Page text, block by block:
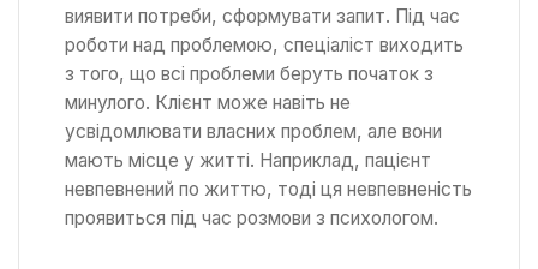
виявити потреби, сформувати запит. Під час
роботи над проблемою, спеціаліст виходить
з того, що всі проблеми беруть початок з
минулого. Клієнт може навіть не
усвідомлювати власних проблем, але вони
мають місце у житті. Наприклад, пацієнт
невпевнений по життю, тоді ця невпевненість
проявиться під час розмови з психологом.